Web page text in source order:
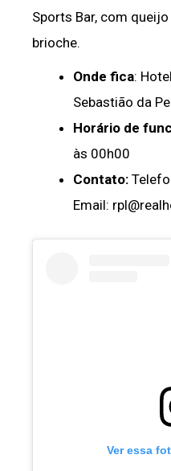
Sports Bar, com
brioche.
Onde fica:
Sebastião da
Horário de
às 00h00
Contato:
Email:
Ver essa